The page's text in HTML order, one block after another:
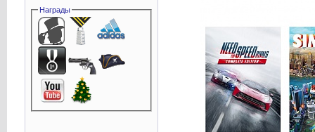
Награды